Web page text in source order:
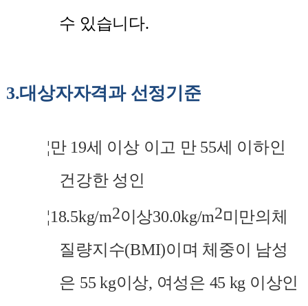
수 있습니다.
3.대상자자격과 선정기준
¦만 19세 이상 이고 만 55세 이하인
건강한 성인
¦18.5kg/m2이상30.0kg/m2미만의체
질량지수(BMI)이며 체중이 남성
은 55 kg이상, 여성은 45 kg 이상인